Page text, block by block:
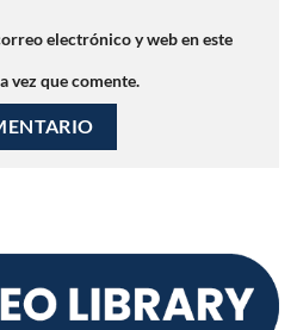
electrónico y web en este
vez que comente.